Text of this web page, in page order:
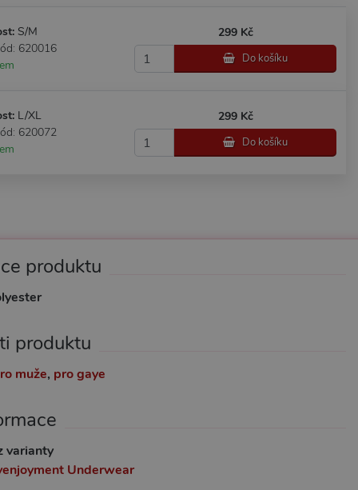
S/M
620016
299 Kč
Do košíku
L/XL
620072
299 Kč
Do košíku
produktu
produktu
muže, pro gaye
varianty
Underwear